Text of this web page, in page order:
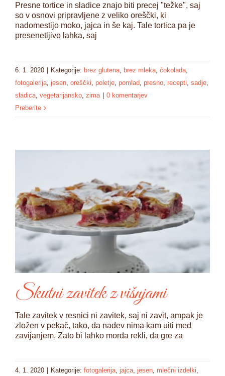
Presne tortice in sladice znajo biti precej "težke", saj
so v osnovi pripravljene z veliko oreščki, ki
nadomestijo moko, jajca in še kaj. Tale tortica pa je
presenetljivo lahka, saj
6. 1. 2020 Kategorije: brez glutena, brez mleka, čokolada,
fotogalerija, jesen, oreščki, poletje, pomlad, presno, recepti, sadje,
sladica, vegetarijansko, zima
0 komentarjev
Preberite
Skutni zavitek z višnjami
Tale zavitek v resnici ni zavitek, saj ni zavit, ampak je
zložen v pekač, tako, da nadev nima kam uiti med
zavijanjem. Zato bi lahko morda rekli, da gre za
4. 1. 2020 Kategorije: fotogalerija, jajca, jesen, mlečni izdelki,